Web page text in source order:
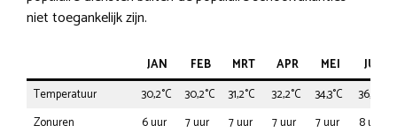
niet toegankelijk zijn.
JAN FEB MRT APR MEI
JUN
Temperatuur
30,2°C 30,2°C 31,2°C 32,2°C 34,3°C
36,4°C
Zonuren
6 uur 7 uur 7 uur 7 uur 7 uur
8 uur